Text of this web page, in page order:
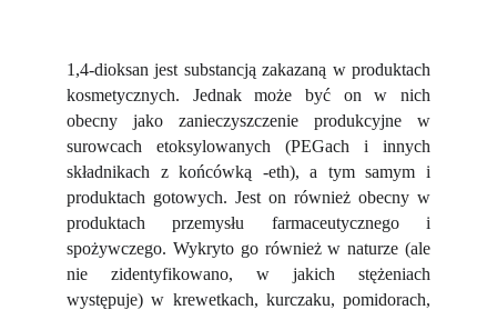
1,4-dioksan jest substancją zakazaną w produktach
kosmetycznych. Jednak może być on w nich
obecny jako zanieczyszczenie produkcyjne w
surowcach etoksylowanych (PEGach i innych
składnikach z końcówką -eth), a tym samym i
produktach gotowych. Jest on również obecny w
produktach przemysłu farmaceutycznego i
spożywczego. Wykryto go również w naturze (ale
nie zidentyfikowano, w jakich stężeniach
występuje) w krewetkach, kurczaku, pomidorach,